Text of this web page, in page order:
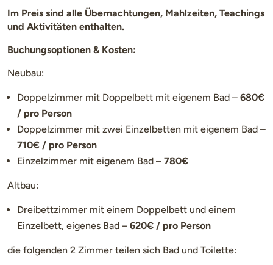
Im Preis sind alle Übernachtungen, Mahlzeiten, Teachings
und Aktivitäten enthalten.
Buchungsoptionen & Kosten:
Neubau:
Doppelzimmer mit Doppelbett mit eigenem Bad – 680€
/ pro Person
Doppelzimmer mit zwei Einzelbetten mit eigenem Bad –
710€ / pro Person
Einzelzimmer mit eigenem Bad – 780€
Altbau:
Dreibettzimmer mit einem Doppelbett und einem
Einzelbett, eigenes Bad – 620€ / pro Person
die folgenden 2 Zimmer teilen sich Bad und Toilette: